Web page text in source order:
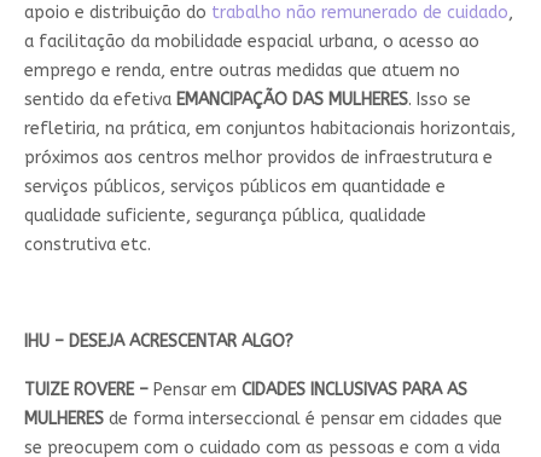
apoio e distribuição do trabalho não remunerado de cuidado,
a facilitação da mobilidade espacial urbana, o acesso ao
emprego e renda, entre outras medidas que atuem no
sentido da efetiva EMANCIPAÇÃO DAS MULHERES. Isso se
refletiria, na prática, em conjuntos habitacionais horizontais,
próximos aos centros melhor providos de infraestrutura e
serviços públicos, serviços públicos em quantidade e
qualidade suficiente, segurança pública, qualidade
construtiva etc.
IHU – DESEJA ACRESCENTAR ALGO?
TUIZE ROVERE –Pensar em CIDADES INCLUSIVAS PARA AS
MULHERESde forma interseccional é pensar em cidades que
se preocupem com o cuidado com as pessoas e com a vida